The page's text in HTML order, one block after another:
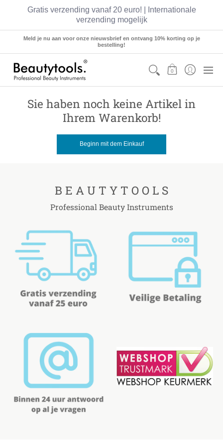
Gratis verzending vanaf 20 euro! | Internationale
verzending mogelijk
Sets Manicure Pedicure Hairstyling
Meld je nu aan voor onze nieuwsbrief en ontvang 10% korting op je
bestelling!
0
Sie haben noch keine Artikel in
Ihrem Warenkorb!
Beginn mit dem Einkauf
B E A U T Y T O O L S
Professional Beauty Instruments